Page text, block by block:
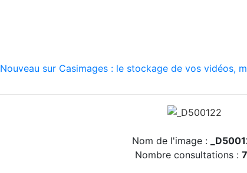
Nouveau sur Casimages : le stockage de vos vidéos,
Nom de l'image :
Nombre consultations :